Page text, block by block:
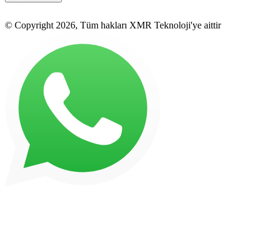
© Copyright 2026, Tüm hakları XMR Teknoloji'ye aittir